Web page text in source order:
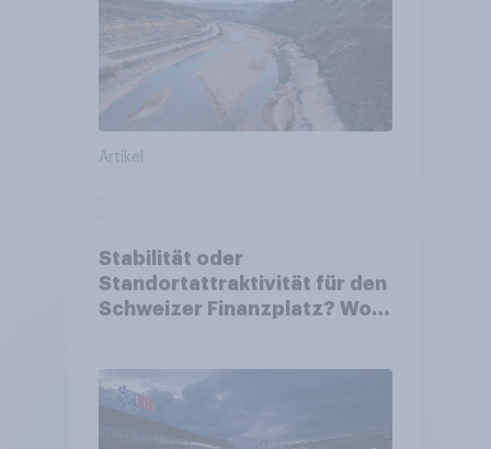
Artikel
Stabilität oder
Standortattraktivität für den
Schweizer Finanzplatz? Wo
von Grossbanken steht